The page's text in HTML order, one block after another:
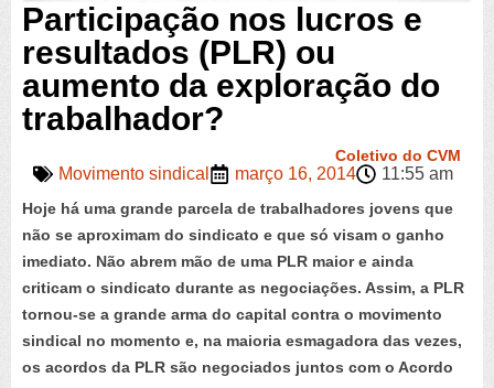
Participação nos lucros e
resultados (PLR) ou
aumento da exploração do
trabalhador?
Coletivo do CVM
Movimento sindical março 16, 2014 11:55 am
Hoje há uma grande parcela de trabalhadores jovens que
não se aproximam do sindicato e que só visam o ganho
imediato. Não abrem mão de uma PLR maior e ainda
criticam o sindicato durante as negociações. Assim, a PLR
tornou-se a grande arma do capital contra o movimento
sindical no momento e, na maioria esmagadora das vezes,
os acordos da PLR são negociados juntos com o Acordo